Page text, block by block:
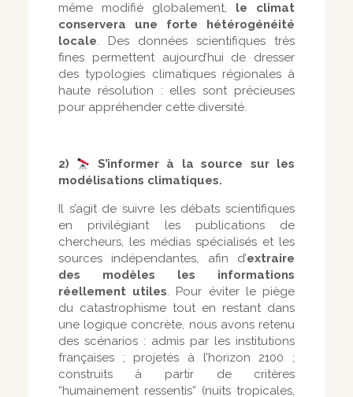
même modifié globalement, le climat
conservera une forte hétérogénéité
locale. Des données scientifiques très
fines permettent aujourd’hui de dresser
des typologies climatiques régionales à
haute résolution : elles sont précieuses
pour appréhender cette diversité.
2)
S’informer à la source sur les
modélisations climatiques.
Il s’agit de suivre les débats scientifiques
en privilégiant les publications de
chercheurs, les médias spécialisés et les
sources indépendantes, afin d’extraire
des modèles les informations
réellement utiles. Pour éviter le piège
du catastrophisme tout en restant dans
une logique concrète, nous avons retenu
des scénarios : admis par les institutions
françaises ; projetés à l’horizon 2100 ;
construits à partir de critères
“humainement ressentis” (nuits tropicales,